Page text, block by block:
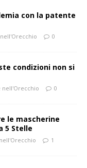
con la patente
0
condizioni non si
nell'Orecchio 0
le mascherine
5 Stelle
1